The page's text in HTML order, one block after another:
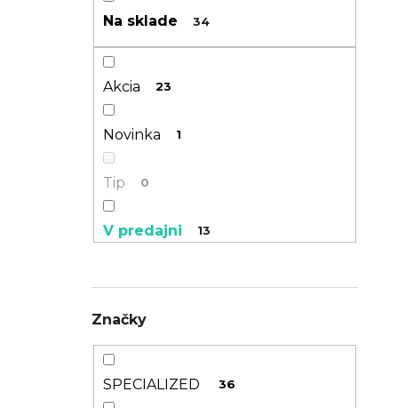
Na sklade 34
Akcia 23
Novinka 1
Tip 0
V predajni 13
Značky
SPECIALIZED 36